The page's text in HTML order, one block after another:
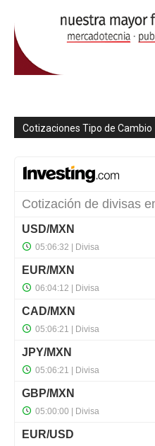
Cotizaciones Tipo de Cambio